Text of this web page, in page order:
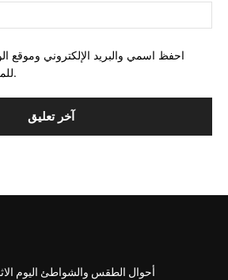
احفظ اسمي والبريد الإلكتروني وموقع
للمرة الأولى التي أعلق فيها.
أحوال الطقس والشواطئ اليوم